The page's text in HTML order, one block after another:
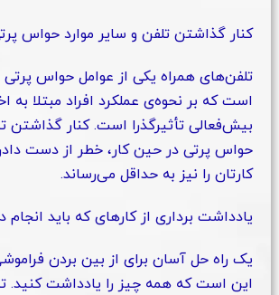
کنار گذاشتن تلفن و سایر موارد حواس
تلفن‌های همراه یکی از عوامل حواس پرتی
است که بر نحوه‌ی عملکرد افراد مبتلا به
بیش‌فعالی تأثیر‌گذرا است. کنار گذاشتن
حواس پرتی در حین کار، خطر از دست
کارتان را نیز به حداقل می‌رساند.
یادداشت برداری از کارهای که باید انجام
یک راه حل آسان برای از بین بردن
این است که همه چیز را یادداشت کنید.